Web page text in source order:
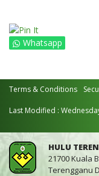
Whatsapp
Terms & Conditions
Last Modified :
HULU
21700 Kuala
Terengganu